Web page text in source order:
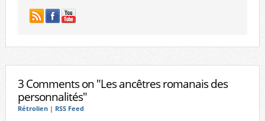
3 Comments on "Les ancêtres romanais des
personnalités"
Rétrolien| RSS Feed